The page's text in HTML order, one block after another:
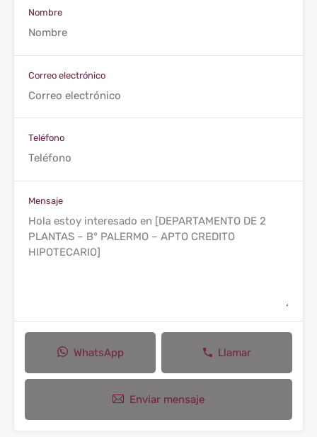
Nombre
Correo electrónico
Teléfono
Mensaje
WhatsApp Llamar
Enviar mensaje